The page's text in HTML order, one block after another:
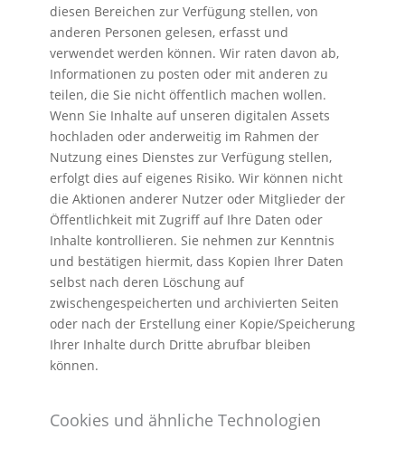
diesen Bereichen zur Verfügung stellen, von
anderen Personen gelesen, erfasst und
verwendet werden können. Wir raten davon ab,
Informationen zu posten oder mit anderen zu
teilen, die Sie nicht öffentlich machen wollen.
Wenn Sie Inhalte auf unseren digitalen Assets
hochladen oder anderweitig im Rahmen der
Nutzung eines Dienstes zur Verfügung stellen,
erfolgt dies auf eigenes Risiko. Wir können nicht
die Aktionen anderer Nutzer oder Mitglieder der
Öffentlichkeit mit Zugriff auf Ihre Daten oder
Inhalte kontrollieren. Sie nehmen zur Kenntnis
und bestätigen hiermit, dass Kopien Ihrer Daten
selbst nach deren Löschung auf
zwischengespeicherten und archivierten Seiten
oder nach der Erstellung einer Kopie/Speicherung
Ihrer Inhalte durch Dritte abrufbar bleiben
können.
Cookies und ähnliche Technologien